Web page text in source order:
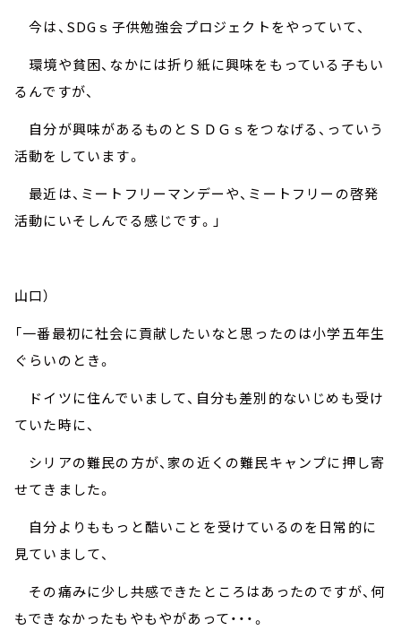
今は、 SDGｓ子供勉強会プロジェクトをやっていて、
環境や貧困、なかには折り紙に興味をもっている子もい
るんですが、
自分が興味があるものとＳＤＧｓをつなげる、っていう
活動をしています。
最近は、ミートフリーマンデーや、ミートフリーの啓発
活動にいそしんでる感じです。」
山口）
「一番最初に社会に貢献したいなと思ったのは小学五年生
ぐらいのとき。
ドイツに住んでいまして、自分も差別的ないじめも受け
ていた時に、
シリアの難民の方が、家の近くの難民キャンプに押し寄
せてきました。
自分よりももっと酷いことを受けているのを日常的に
見ていまして、
その痛みに少し共感できたところはあったのですが、何
もできなかったもやもやがあって・・・。